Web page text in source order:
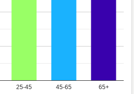
25-45 45-65 65+